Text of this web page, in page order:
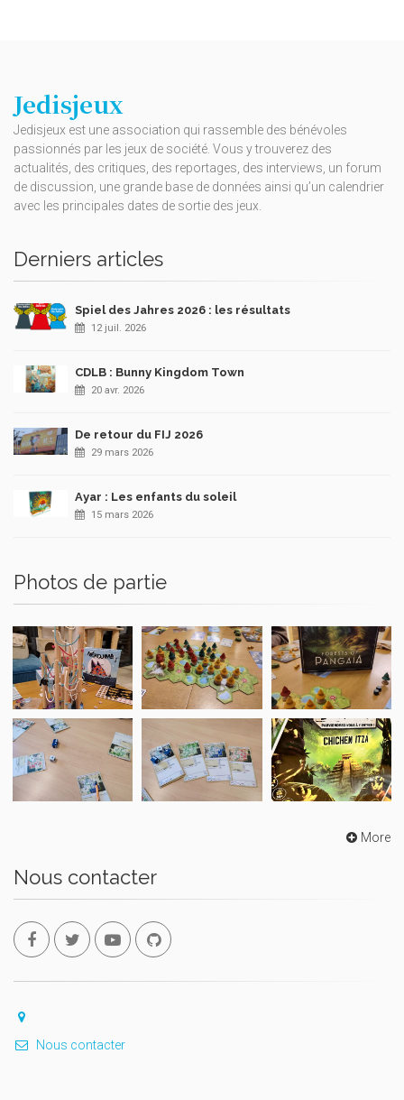
Jedisjeux
Jedisjeux est une association qui rassemble des bénévoles
passionnés par les jeux de société. Vous y trouverez des
actualités, des critiques, des reportages, des interviews, un forum
de discussion, une grande base de données ainsi qu’un calendrier
avec les principales dates de sortie des jeux.
Derniers articles
Spiel des Jahres 2026 : les résultats
12 juil. 2026
CDLB : Bunny Kingdom Town
20 avr. 2026
De retour du FIJ 2026
29 mars 2026
Ayar : Les enfants du soleil
15 mars 2026
Photos de partie
More
Nous contacter
Nous contacter